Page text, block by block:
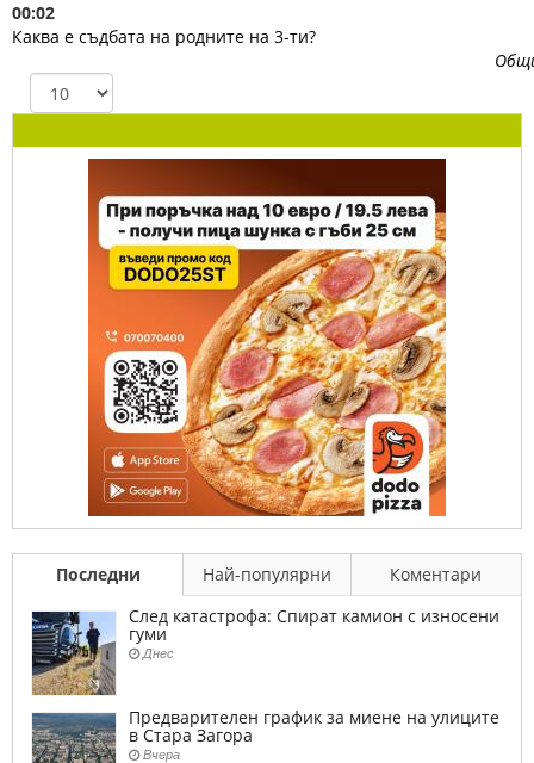
00:02
Каква е съдбата на родните на 3-ти?
Последни Най-популярни
Коментари
След катастрофа: Спират камион с износени
гуми
Днес
Предварителен график за миене на улиците
в Стара Загора
Вчера